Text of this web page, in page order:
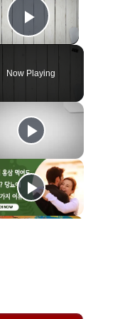
Play
Now Playing